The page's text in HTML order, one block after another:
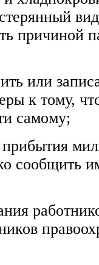
причиной
или
к тому,
самому;
прибытия
сообщить